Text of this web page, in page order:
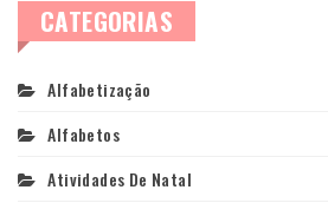
CATEGORIAS
Alfabetização
Alfabetos
Atividades De Natal